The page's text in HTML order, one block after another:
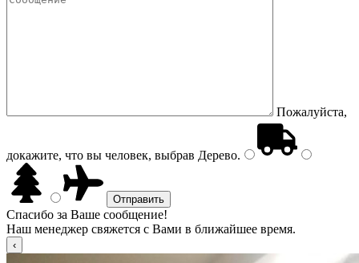
Пожалуйста,
докажите, что вы человек, выбрав Дерево.
Спасибо за Ваше сообщение!
Наш менеджер свяжется с Вами в ближайшее время.